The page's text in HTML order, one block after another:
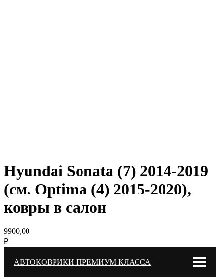
Hyundai Sonata (7) 2014-2019
(см. Optima (4) 2015-2020),
ковры в салон
9900,00
₽
АВТОКОВРИКИ ПРЕМИУМ КЛАССА